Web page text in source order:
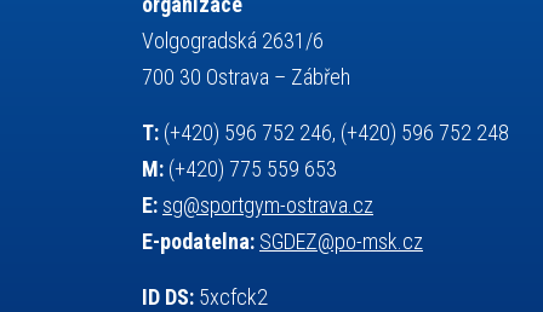
rychlobruslení
snowboarding
sportovní gymnastika sportovní lezení
squash stolní tenis
talentová zkouška
tanec
teorie sportovní přípravy
tělesná výchova
událost
volejbal
Volgogradská 2631/6
700 30 Ostrava – Zábřeh
T: (+420) 596 752 246, (+420) 596 752 248
M: (+420) 775 559 653
E: sg@sportgym-ostrava.cz
E-podatelna: SGDEZ@po-msk.cz
ID DS: 5xcfck2